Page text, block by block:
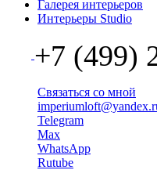
Галерея интерьеров
Интерьеры Studio
+7 (499)
Связаться со мной
Telegram
Max
WhatsApp
Rutube